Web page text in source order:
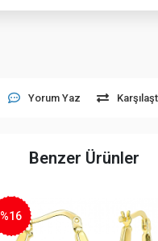
Yorum Yaz
Benzer Ürünler
%16